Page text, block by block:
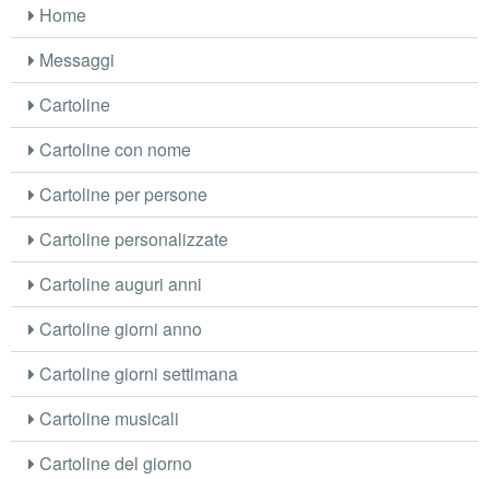
Home
Messaggi
Cartoline
Cartoline con nome
Cartoline per persone
Cartoline personalizzate
Cartoline auguri anni
Cartoline giorni anno
Cartoline giorni settimana
Cartoline musicali
Cartoline del giorno